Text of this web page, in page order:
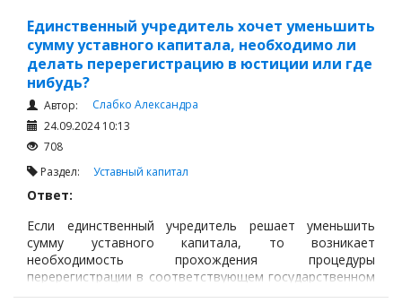
имущественные права, в том числе право
землепользования и право на результаты
интеллектуальной деятельности и иное имущество (за
исключением специальных финансовых компаний,
Единственный учредитель хочет уменьшить
сумму уставного капитала, необходимо ли
делать перерегистрацию в юстиции или где
нибудь?
Автор:
Слабко Александра
24.09.2024 10:13
708
Раздел: Уставный капитал
Ответ:
Если единственный учредитель решает уменьшить
сумму уставного капитала, то возникает
необходимость прохождения процедуры
перерегистрации в соответствующем государственном
органе, отвечающем за регистрацию юридических лиц.